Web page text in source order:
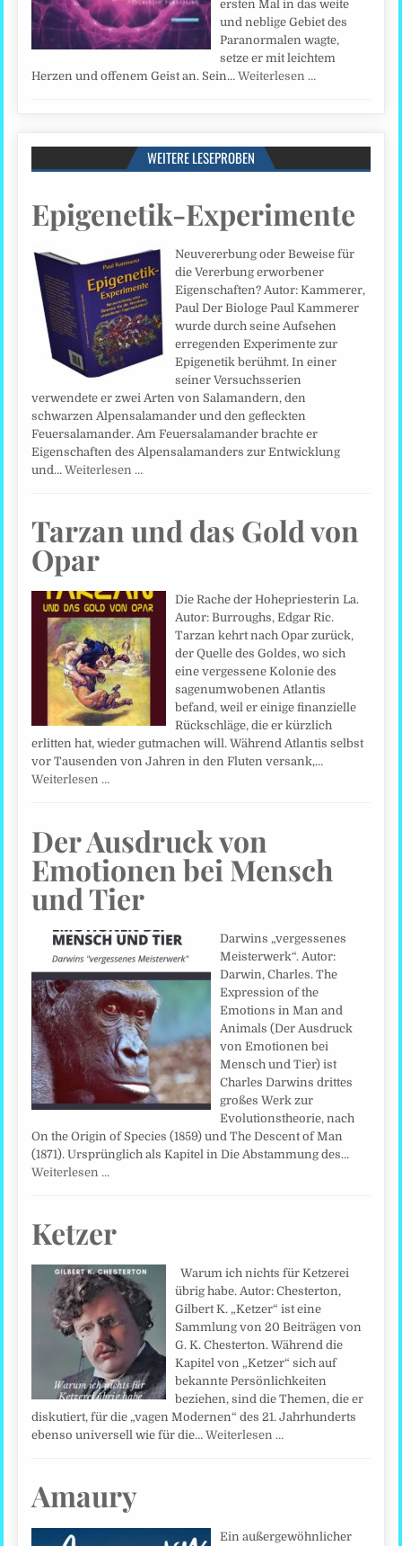
ersten Mal in das weite
und neblige Gebiet des
Paranormalen wagte,
setze er mit leichtem
Herzen und offenem Geist an. Sein…Weiterlesen …
WEITERE LESEPROBEN
Epigenetik-Experimente
Neuvererbung oder Beweise für
die Vererbung erworbener
Eigenschaften? Autor: Kammerer,
Paul Der Biologe Paul Kammerer
wurde durch seine Aufsehen
erregenden Experimente zur
Epigenetik berühmt. In einer
seiner Versuchsserien
verwendete er zwei Arten von Salamandern, den
schwarzen Alpensalamander und den gefleckten
Feuersalamander. Am Feuersalamander brachte er
Eigenschaften des Alpensalamanders zur Entwicklung
und…Weiterlesen …
Tarzan und das Gold von
Opar
Die Rache der Hohepriesterin La.
Autor: Burroughs, Edgar Ric.
Tarzan kehrt nach Opar zurück,
der Quelle des Goldes, wo sich
eine vergessene Kolonie des
sagenumwobenen Atlantis
befand, weil er einige finanzielle
Rückschläge, die er kürzlich
erlitten hat, wieder gutmachen will. Während Atlantis selbst
vor Tausenden von Jahren in den Fluten versank,…
Weiterlesen …
Der Ausdruck von
Emotionen bei Mensch
und Tier
Darwins „vergessenes
Meisterwerk“. Autor:
Darwin, Charles. The
Expression of the
Emotions in Man and
Animals (Der Ausdruck
von Emotionen bei
Mensch und Tier) ist
Charles Darwins drittes
großes Werk zur
Evolutionstheorie, nach
On the Origin of Species (1859) und The Descent of Man
(1871). Ursprünglich als Kapitel in Die Abstammung des…
Weiterlesen …
Ketzer
Warum ich nichts für Ketzerei
übrig habe. Autor: Chesterton,
Gilbert K. „Ketzer“ ist eine
Sammlung von 20 Beiträgen von
G. K. Chesterton. Während die
Kapitel von „Ketzer“ sich auf
bekannte Persönlichkeiten
beziehen, sind die Themen, die er
diskutiert, für die „vagen Modernen“ des 21. Jahrhunderts
ebenso universell wie für die…Weiterlesen …
Amaury
Ein außergewöhnlicher